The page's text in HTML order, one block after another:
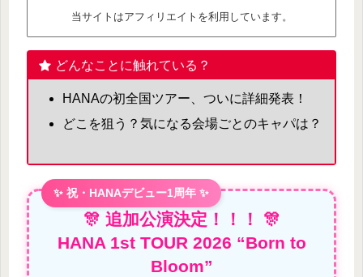
当サイトはアフィリエイトを利用しています。
どんなことに触れている？
HANAの初全国ツアー、ついに詳細発表！
どこを狙う？気になる会場ごとのキャパは？
✨ 祝・HANAデビュー1周年 ✨
🎊 追加公演決定！！！ 🎊
HANA 1st TOUR 2026 “Born to
Bloom”